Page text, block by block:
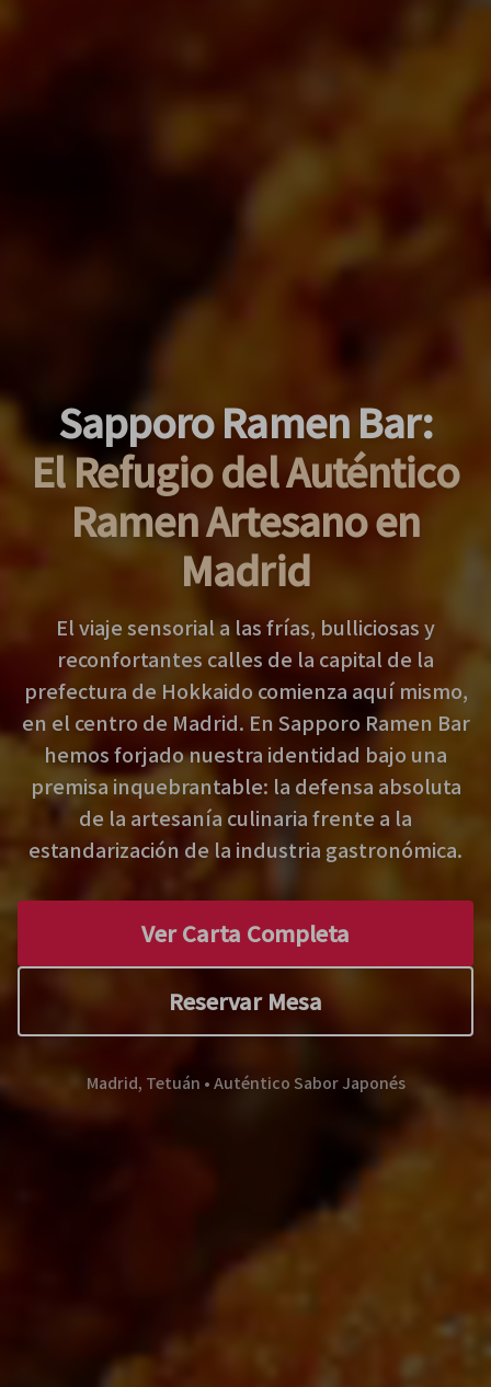
Sapporo Ramen Bar:
El Refugio del Auténtico
Ramen Artesano en
Madrid
El viaje sensorial a las frías, bulliciosas y
reconfortantes calles de la capital de la
prefectura de Hokkaido comienza aquí mismo,
en el centro de Madrid. En Sapporo Ramen Bar
hemos forjado nuestra identidad bajo una
premisa inquebrantable: la defensa absoluta
de la artesanía culinaria frente a la
estandarización de la industria gastronómica.
Ver Carta Completa
Reservar Mesa
Madrid, Tetuán • Auténtico Sabor Japonés